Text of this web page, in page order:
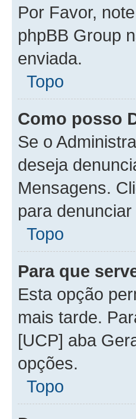
Por Favor,
phpBB Group
enviada.
Topo
Como posso
Se o
deseja
Mensagens.
para
Topo
Para que
Esta opção
mais tarde.
[UCP] aba
opções.
Topo